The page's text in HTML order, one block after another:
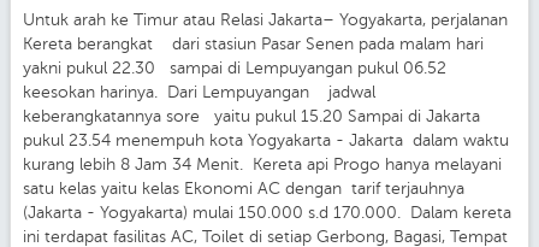
Untuk arah ke Timur atau Relasi Jakarta– Yogyakarta, perjalanan
Kereta berangkat dari stasiun Pasar Senen pada malam hari
yakni pukul 22.30 sampai di Lempuyangan pukul 06.52
keesokan harinya. Dari Lempuyangan jadwal
keberangkatannya sore yaitu pukul 15.20 Sampai di Jakarta
pukul 23.54 menempuh kota Yogyakarta - Jakarta dalam waktu
kurang lebih 8 Jam 34 Menit. Kereta api Progo hanya melayani
satu kelas yaitu kelas Ekonomi AC dengan tarif terjauhnya
(Jakarta - Yogyakarta) mulai 150.000 s.d 170.000. Dalam kereta
ini terdapat fasilitas AC, Toilet di setiap Gerbong, Bagasi, Tempat